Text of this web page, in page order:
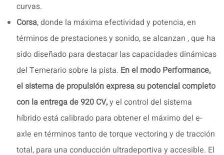
curvas.
Corsa, donde la máxima efectividad y potencia, en
términos de prestaciones y sonido, se alcanzan , que ha
sido diseñado para destacar las capacidades dinámicas
del Temerario sobre la pista. En el modo Performance,
el sistema de propulsión expresa su potencial completo
con la entrega de 920 CV,y el control del sistema
híbrido está calibrado para obtener el máximo del e-
axle en términos tanto de torque vectoring y de tracción
total, para una conducción ultradeportiva y accesible. El